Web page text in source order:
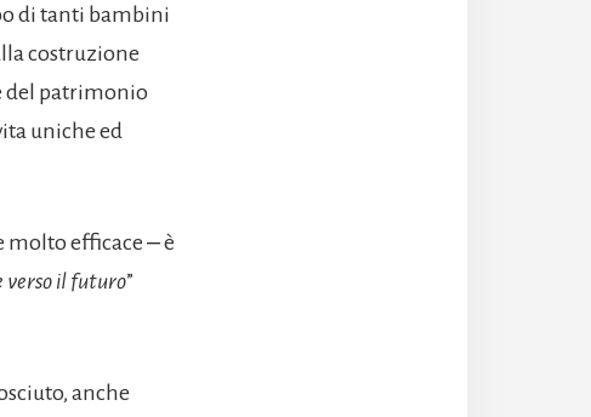
di tanti bambini
costruzione
del patrimonio
uniche ed
molto efficace ‒ è
verso il futuro”
anche